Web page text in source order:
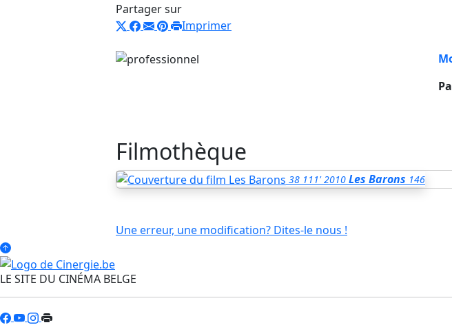
Partager sur
Imprimer
Filmothèque
38 111' 2010 Les Barons 146
Une erreur, une modification? Dites-le nous !
LE SITE DU CINÉMA BELGE